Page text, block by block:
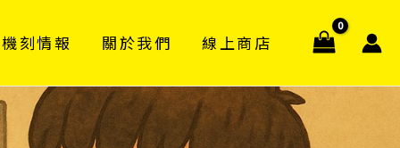
機刻情報 關於我們 線上商店